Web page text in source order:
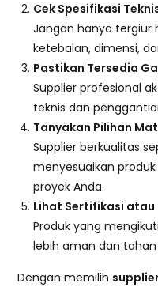
Cek Spesifikasi
Jangan hanya tergiur
ketebalan, dimensi,
Pastikan Tersedia
Supplier profesional
teknis dan
Tanyakan Pilihan
Supplier berkualitas
menyesuaikan
proyek Anda.
Lihat Sertifikasi atau
Produk yang
lebih aman dan
Dengan memilih